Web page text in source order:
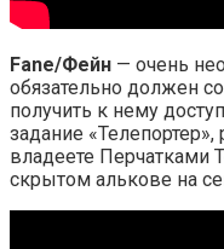
Fane/Фейн — очень
обязательно должен
получить к нему
задание «Телепортер»,
владеете Перчатками
скрытом алькове на